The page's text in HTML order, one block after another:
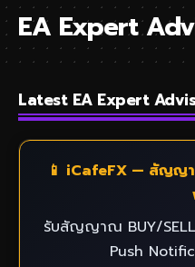
EA Expert
Latest EA Expert
📱 iCafeFX — สัญญ
รับสัญญาณ BUY/
Push